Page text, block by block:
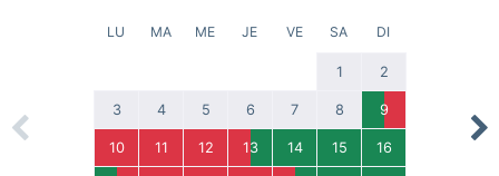
Previous
LU MA ME JE VE SA DI
1 2
3 4 5 6 7 8 9
10 11 12 13 14 15 16